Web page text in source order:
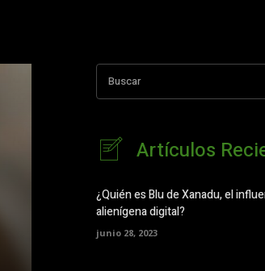
Buscar
Artículos
¿Quién es Blu de Xanadu, el
alienígena digital?
junio 28, 2023